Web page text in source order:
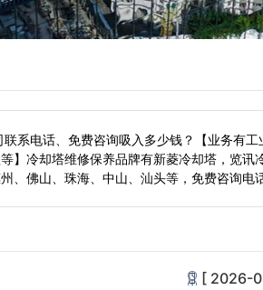
系电话、免费咨询吸入多少钱？【业务有
】冷却塔维修保养品牌有新菱冷却塔，览
、佛山、珠海、中山、汕头等， 免费咨询电
[ 2026-